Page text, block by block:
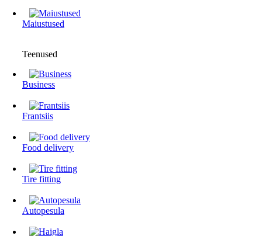
Maiustused
Teenused
Business
Frantsiis
Food delivery
Tire fitting
Autopesula